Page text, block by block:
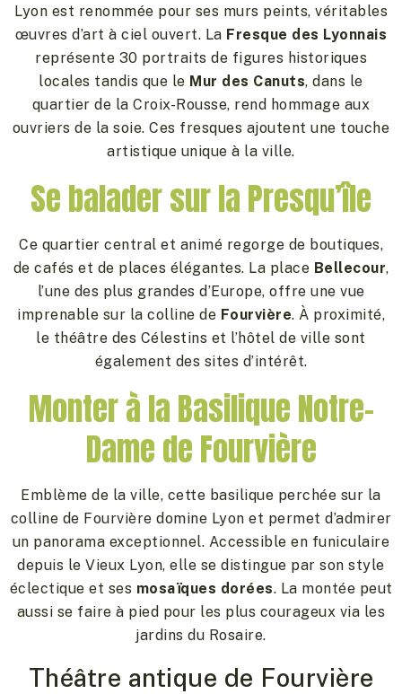
Lyon est renommée pour ses murs peints, véritables
œuvres d’art à ciel ouvert. La Fresque des Lyonnais
représente 30 portraits de figures historiques
locales tandis que le Mur des Canuts, dans le
quartier de la Croix-Rousse, rend hommage aux
ouvriers de la soie. Ces fresques ajoutent une touche
artistique unique à la ville.
Se balader sur la Presqu’île
Ce quartier central et animé regorge de boutiques,
de cafés et de places élégantes. La place Bellecour,
l’une des plus grandes d’Europe, offre une vue
imprenable sur la colline de Fourvière. À proximité,
le théâtre des Célestins et l’hôtel de ville sont
également des sites d’intérêt.
Monter à la Basilique Notre-
Dame de Fourvière
Emblème de la ville, cette basilique perchée sur la
colline de Fourvière domine Lyon et permet d’admirer
un panorama exceptionnel. Accessible en funiculaire
depuis le Vieux Lyon, elle se distingue par son style
éclectique et ses mosaïques dorées. La montée peut
aussi se faire à pied pour les plus courageux via les
jardins du Rosaire.
Théâtre antique de Fourvière